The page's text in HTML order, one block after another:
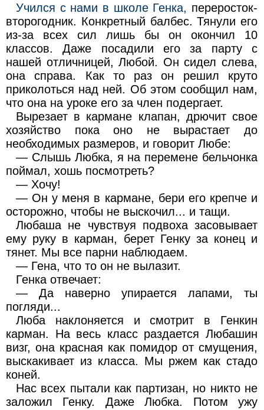
Учился с нами в школе Генка, переросток-
второгодник. Конкретный балбес. Тянули его
из-за всех сил лишь бы он окончил 10
классов. Даже посадили его за парту с
нашей отличницей, Любой. Он сидел слева,
она справа. Как то раз он решил круто
приколоться над ней. Об этом сообщил нам,
что она на уроке его за член подергает.
Вырезает в кармане клапан, дрючит свое
хозяйство пока оно не вырастает до
необходимых размеров, и говорит Любе:
— Слышь Любка, я на перемене бельчонка
поймал, хошь посмотреть?
— Хочу!
— Он у меня в кармане, бери его крепче и
осторожно, чтобы не выскочил... и тащи.
Любаша не чувствуя подвоха засовывает
ему руку в карман, берет Генку за конец и
тянет. Мы все парни наблюдаем.
— Гена, что то он не вылазит.
Генка отвечает:
— Да наверно упирается лапами, ты
погляди...
Люба наклоняется и смотрит в Генкин
карман. На весь класс раздается Любашин
визг, она красная как помидор от смущения,
выскакивает из класса. Мы ржем как стадо
коней.
Нас всех пытали как партизан, но никто не
заложил Генку. Даже Любка. Потом ужу